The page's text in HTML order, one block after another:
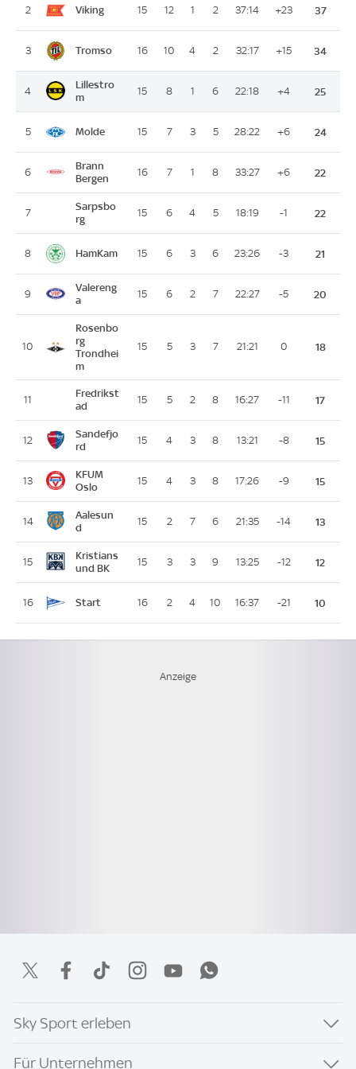
2 Viking 15 12 1 2 37:14 +23 37
3 Tromso 16 10 4 2 32:17 +15 34
4
Lillestro
m
15 8 1 6 22:18 +4 25
5 Molde 15 7 3 5 28:22 +6 24
6
Brann
Bergen
16 7 1 8 33:27 +6 22
7
Sarpsbo
rg
15 6 4 5 18:19 -1 22
8 HamKam 15 6 3 6 23:26 -3 21
9
Valereng
a
15 6 2 7 22:27 -5 20
10
Rosenbo
rg
Trondhei
m
15 5 3 7 21:21 0 18
11
Fredrikst
ad
15 5 2 8 16:27 -11 17
12
Sandefjo
rd
15 4 3 8 13:21 -8 15
13
KFUM
Oslo
15 4 3 8 17:26 -9 15
14
Aalesun
d
15 2 7 6 21:35 -14 13
15
Kristians
und BK
15 3 3 9 13:25 -12 12
16 Start 16 2 4 10 16:37 -21 10
Sky Sport erleben
Für Unternehmen